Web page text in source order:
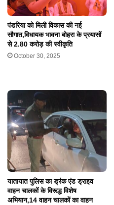
पंडरिया को मिली विकास की नई
सौगात,विधायक भावना बोहरा के प्रयासों
से 2.80 करोड़ की स्वीकृति
October 30, 2025
यातायात पुलिस का ड्रंक एंड ड्राइव
वाहन चालकों के विरूद्ध विशेष
अभियान,14 वाहन चालकों का वाहन